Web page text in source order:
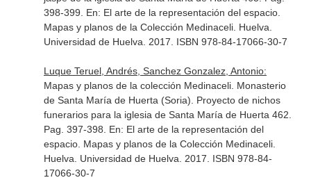
398-399. En: El arte de la representación del espacio.
Mapas y planos de la Colección Medinaceli. Huelva.
Universidad de Huelva. 2017. ISBN 978-84-17066-30-7
Luque Teruel, Andrés, Sanchez Gonzalez, Antonio:
Mapas y planos de la colección Medinaceli. Monasterio
de Santa María de Huerta (Soria). Proyecto de nichos
funerarios para la iglesia de Santa María de Huerta 462.
Pag. 397-398. En: El arte de la representación del
espacio. Mapas y planos de la Colección Medinaceli.
Huelva. Universidad de Huelva. 2017. ISBN 978-84-
17066-30-7